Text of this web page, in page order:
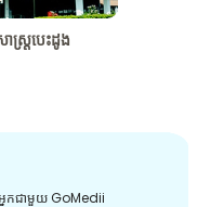
ស្រ្តបេះដូង
នកជាមួយ GoMedii